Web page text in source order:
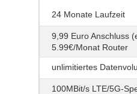
24 Monate Laufzeit
9,99 Euro Anschluss
5.99€/Monat Router
unlimitiertes
100MBit/s LTE/5G-